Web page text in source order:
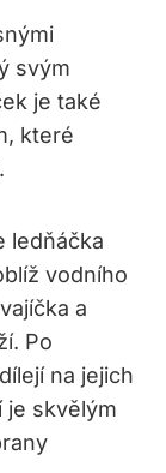
svým
je také
které
ledňáčka
vodního
a
Po
na jejich
je skvělým